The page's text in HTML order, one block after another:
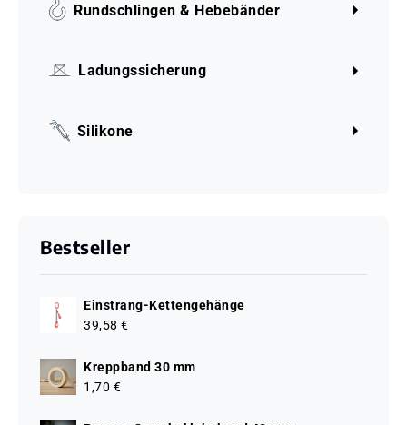
Rundschlingen & Hebebänder
Ladungssicherung
Silikone
Bestseller
Einstrang-Kettengehänge
39,58 €
Kreppband 30 mm
1,70 €